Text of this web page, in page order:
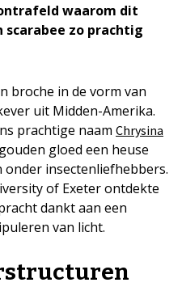
waarom dit
zo prachtig
broche in de vorm van
uit Midden-Amerika.
prachtige naam Chrysina
gloed een heuse
onder insectenliefhebbers.
of Exeter ontdekte
dankt aan een
van licht.